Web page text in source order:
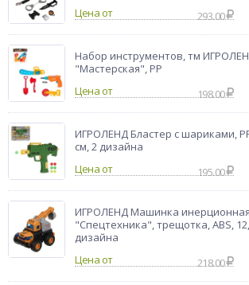
Цена от
293.00
Набор инструментов, тм
"Мастерская", PP
Цена от
198.00
ИГРОЛЕНД Бластер с шариками,
см, 2 дизайна
Цена от
195.00
ИГРОЛЕНД Машинка инерционная
"Спецтехника", трещотка, ABS,
дизайна
Цена от
218.00